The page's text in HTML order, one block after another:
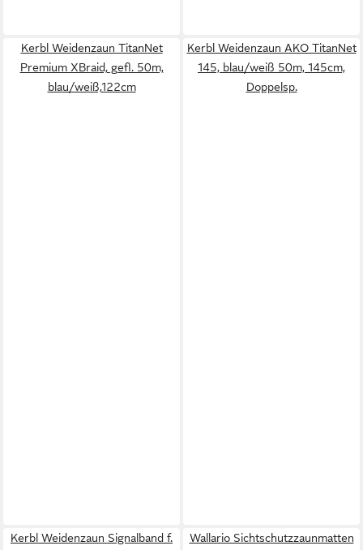
Kerbl Weidenzaun TitanNet
Premium XBraid, gefl. 50m,
blau/weiß,122cm
Kerbl Weidenzaun AKO TitanNet
145, blau/weiß 50m, 145cm,
Doppelsp.
Kerbl Weidenzaun Signalband f.
Wallario Sichtschutzzaunmatten